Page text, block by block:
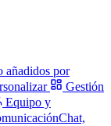
añadidos por
Gestión
Equipo y
Chat,